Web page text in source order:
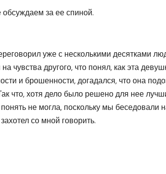
за ее спиной.
уже с несколькими десятками
чувства другого, что понял, как эта
и брошенности, догадался, что она
что, хотя дело было решено для нее
не могла, поскольку мы беседовали
со мной говорить.